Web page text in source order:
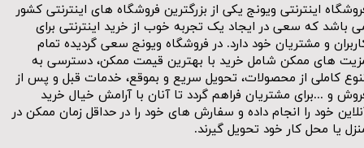
اینترنتی ویونج یکی از بزرگترین فروشگاه های اینترنتی کشور
باشد که سعی در ایجاد یک تجربه خوب از خرید اینترنتی برای
و مشتریان خود دارد. در فروشگاه ویونج سعی گردیده تمام
های ممکن شامل خرید با بهترین قیمت ممکن، دسترسی به
کاملی از محصولات، تحویل سریع و بموقع، خدمات قبل و پس از
و ...برای مشتریان فراهم گردد تا آنان با آرامش خیال خرید
خود را انجام داده و سفارش های خود را در حداقل زمان ممکن در
یا محل کار خود تحویل گیرند.​​​​​​​